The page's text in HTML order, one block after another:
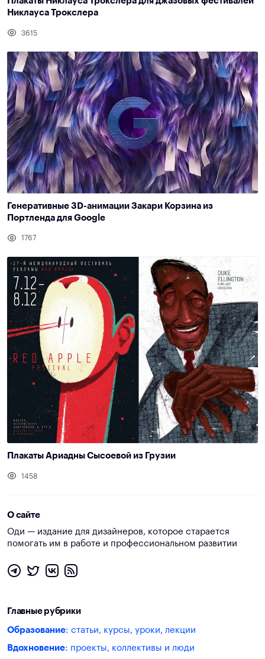
Никлауса Трокслера
3615
Генеративные 3D-анимации Закари Корзина из
Портленда для Google
1767
Плакаты Ариадны Сысоевой из Грузии
1458
О сайте
Оди — издание для дизайнеров, которое старается
помогать им в работе и профессиональном развитии
Главные рубрики
Образование: статьи, курсы, уроки, лекции
Вдохновение: проекты, коллективы и люди